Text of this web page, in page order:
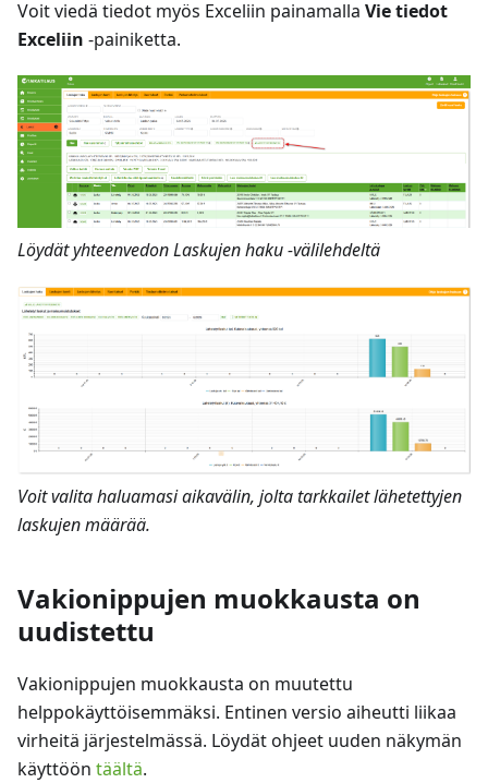
Voit viedä tiedot myös Exceliin painamalla Vie tiedot
Exceliin -painiketta.
Löydät yhteenvedon Laskujen haku -välilehdeltä
Voit valita haluamasi aikavälin, jolta tarkkailet lähetettyjen
laskujen määrää.
Vakionippujen muokkausta on
uudistettu
Vakionippujen muokkausta on muutettu
helppokäyttöisemmäksi. Entinen versio aiheutti liikaa
virheitä järjestelmässä. Löydät ohjeet uuden näkymän
käyttöön täältä.